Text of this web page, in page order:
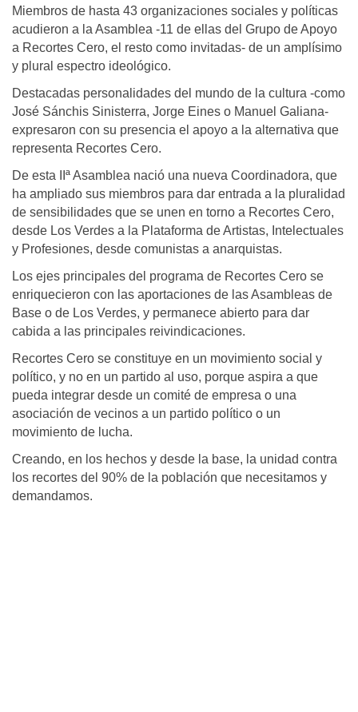
Miembros de hasta 43 organizaciones sociales y políticas
acudieron a la Asamblea -11 de ellas del Grupo de Apoyo
a Recortes Cero, el resto como invitadas- de un amplísimo
y plural espectro ideológico.
Destacadas personalidades del mundo de la cultura -como
José Sánchis Sinisterra, Jorge Eines o Manuel Galiana-
expresaron con su presencia el apoyo a la alternativa que
representa Recortes Cero.
De esta IIª Asamblea nació una nueva Coordinadora, que
ha ampliado sus miembros para dar entrada a la pluralidad
de sensibilidades que se unen en torno a Recortes Cero,
desde Los Verdes a la Plataforma de Artistas, Intelectuales
y Profesiones, desde comunistas a anarquistas.
Los ejes principales del programa de Recortes Cero se
enriquecieron con las aportaciones de las Asambleas de
Base o de Los Verdes, y permanece abierto para dar
cabida a las principales reivindicaciones.
Recortes Cero se constituye en un movimiento social y
político, y no en un partido al uso, porque aspira a que
pueda integrar desde un comité de empresa o una
asociación de vecinos a un partido político o un
movimiento de lucha.
Creando, en los hechos y desde la base, la unidad contra
los recortes del 90% de la población que necesitamos y
demandamos.